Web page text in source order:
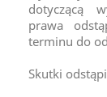
dotyczącą
prawa
terminu do
Skutki